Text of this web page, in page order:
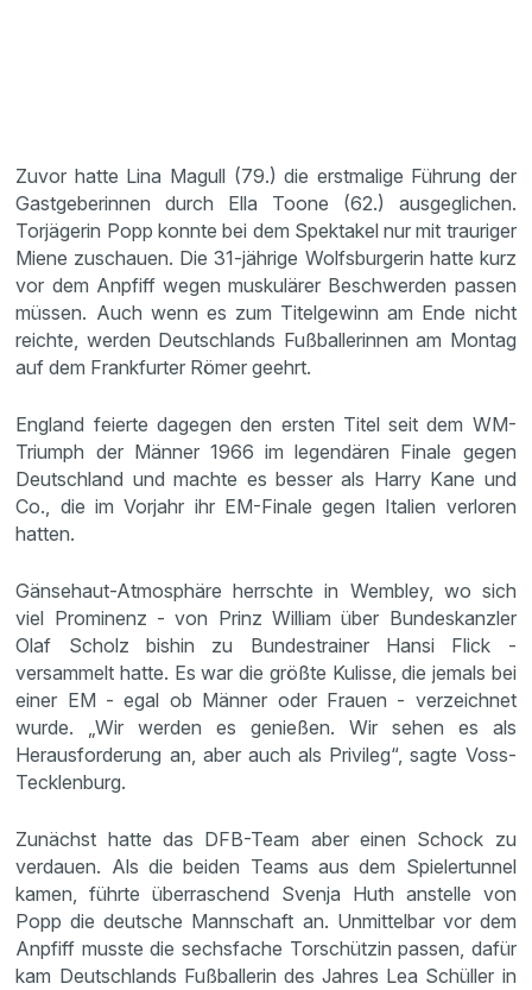
Zuvor hatte Lina Magull (79.) die erstmalige Führung der
Gastgeberinnen durch Ella Toone (62.) ausgeglichen.
Torjägerin Popp konnte bei dem Spektakel nur mit trauriger
Miene zuschauen. Die 31-jährige Wolfsburgerin hatte kurz
vor dem Anpfiff wegen muskulärer Beschwerden passen
müssen. Auch wenn es zum Titelgewinn am Ende nicht
reichte, werden Deutschlands Fußballerinnen am Montag
auf dem Frankfurter Römer geehrt.
England feierte dagegen den ersten Titel seit dem WM-
Triumph der Männer 1966 im legendären Finale gegen
Deutschland und machte es besser als Harry Kane und
Co., die im Vorjahr ihr EM-Finale gegen Italien verloren
hatten.
Gänsehaut-Atmosphäre herrschte in Wembley, wo sich
viel Prominenz - von Prinz William über Bundeskanzler
Olaf Scholz bishin zu Bundestrainer Hansi Flick -
versammelt hatte. Es war die größte Kulisse, die jemals bei
einer EM - egal ob Männer oder Frauen - verzeichnet
wurde. „Wir werden es genießen. Wir sehen es als
Herausforderung an, aber auch als Privileg“, sagte Voss-
Tecklenburg.
Zunächst hatte das DFB-Team aber einen Schock zu
verdauen. Als die beiden Teams aus dem Spielertunnel
kamen, führte überraschend Svenja Huth anstelle von
Popp die deutsche Mannschaft an. Unmittelbar vor dem
Anpfiff musste die sechsfache Torschützin passen, dafür
kam Deutschlands Fußballerin des Jahres Lea Schüller in